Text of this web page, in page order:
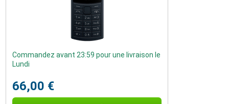
Commandez avant 23:59 pour une livraison le
Lundi
66,00 €